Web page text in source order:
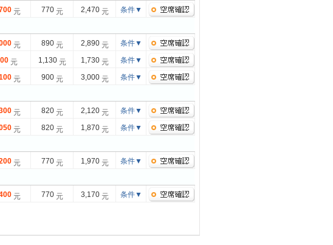
元 770元 2,470元 条件▼
元 890元 2,890元 条件▼
元 1,130元 1,730元 条件▼
元 900元 3,000元 条件▼
元 820元 2,120元 条件▼
元 820元 1,870元 条件▼
元 770元 1,970元 条件▼
元 770元 3,170元 条件▼